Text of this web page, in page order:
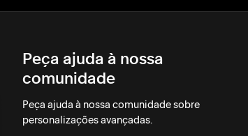
Peça ajuda à nossa
comunidade
Peça ajuda à nossa comunidade sobre
personalizações avançadas.